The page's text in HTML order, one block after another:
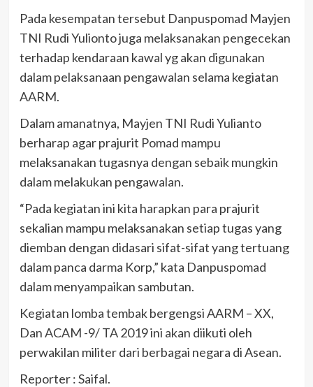
Pada kesempatan tersebut Danpuspomad Mayjen
TNI Rudi Yulionto juga melaksanakan pengecekan
terhadap kendaraan kawal yg akan digunakan
dalam pelaksanaan pengawalan selama kegiatan
AARM.
Dalam amanatnya, Mayjen TNI Rudi Yulianto
berharap agar prajurit Pomad mampu
melaksanakan tugasnya dengan sebaik mungkin
dalam melakukan pengawalan.
“Pada kegiatan ini kita harapkan para prajurit
sekalian mampu melaksanakan setiap tugas yang
diemban dengan didasari sifat-sifat yang tertuang
dalam panca darma Korp,” kata Danpuspomad
dalam menyampaikan sambutan.
Kegiatan lomba tembak bergengsi AARM – XX,
Dan ACAM -9/ TA 2019 ini akan diikuti oleh
perwakilan militer dari berbagai negara di Asean.
Reporter : Saifal.